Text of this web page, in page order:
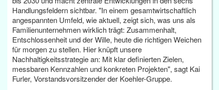
Handlungsfeldern sichtbar. "In einem gesamtwirtschaftlich
angespannten Umfeld, wie aktuell, zeigt sich, was uns als
Familienunternehmen wirklich trägt: Zusammenhalt,
Entschlossenheit und der Wille, heute die richtigen Weichen
für morgen zu stellen. Hier knüpft unsere
Nachhaltigkeitsstrategie an: Mit klar definierten Zielen,
messbaren Kennzahlen und konkreten Projekten", sagt Kai
Furler, Vorstandsvorsitzender der Koehler-Gruppe.